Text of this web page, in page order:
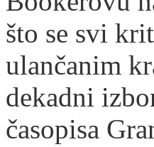
što se svi
ulančanim
dekadni
časopisa